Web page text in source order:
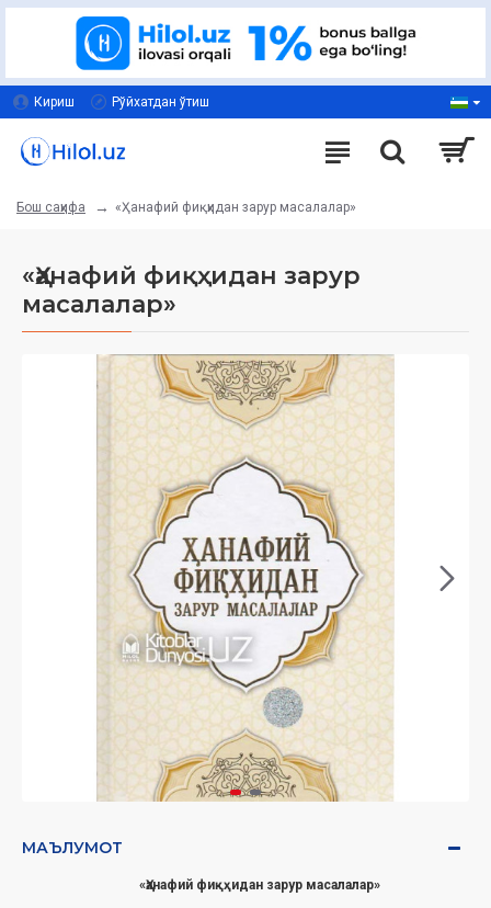
Кириш Рўйхатдан ўтиш
Бош саҳифа «Ҳанафий фиқҳидан зарур масалалар»
«Ҳанафий фиқҳидан зарур
масалалар»
МАЪЛУМОТ
«Ҳанафий фиқҳидан зарур масалалар»